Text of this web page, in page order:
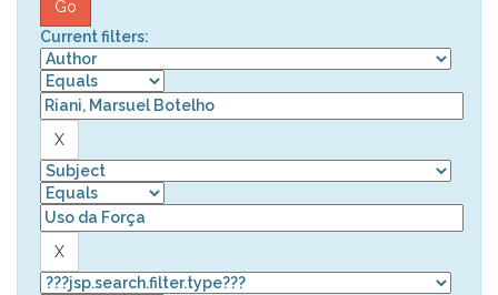
Current filters: